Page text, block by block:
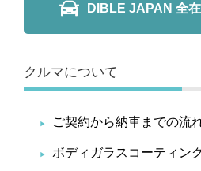
DIBLE JAPAN 全
クルマについて
ご契約から納車までの流
ボディガラスコーティン